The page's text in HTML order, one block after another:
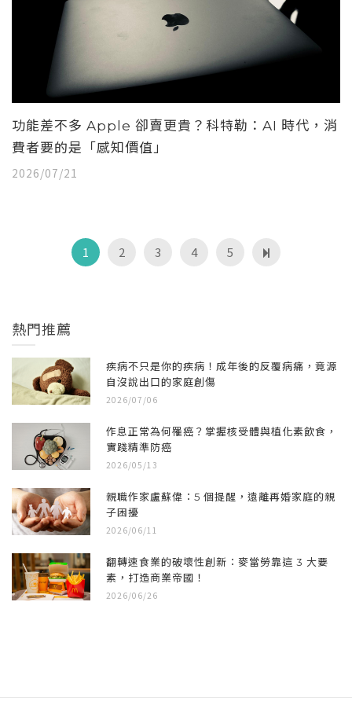
功能差不多 Apple 卻賣更貴？科特勒：AI 時代，消
費者要的是「感知價值」
2026/07/21
1 2 3 4 5
熱門推薦
疾病不只是你的疾病！成年後的反覆病痛，竟源
自沒說出口的家庭創傷
2026/07/06
作息正常為何罹癌？掌握核受體與植化素飲食，
實踐精準防癌
2026/05/13
親職作家盧蘇偉：5 個提醒，遠離再婚家庭的親
子困擾
2026/06/11
翻轉速食業的破壞性創新：麥當勞靠這 3 大要
素，打造商業帝國！
2026/06/26